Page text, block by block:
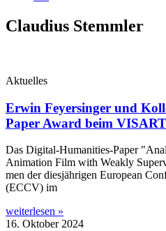
Claudius Stemmler
Aktuelles
Erwin Feyersinger und
Paper Award beim
Das Digi­­tal-Huma­­ni­­ties-Paper
Ani­ma­ti­on Film with Weak­ly
men der dies­jäh­ri­gen Euro­pean
(ECCV) im
weiterlesen »
16. Oktober 2024